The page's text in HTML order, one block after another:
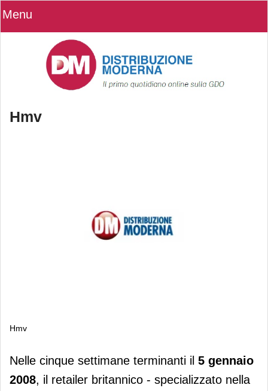
Menu
Hmv
Hmv
Hmv
Nelle cinque settimane terminanti il 5 gennaio
2008, il retailer britannico - specializzato nella